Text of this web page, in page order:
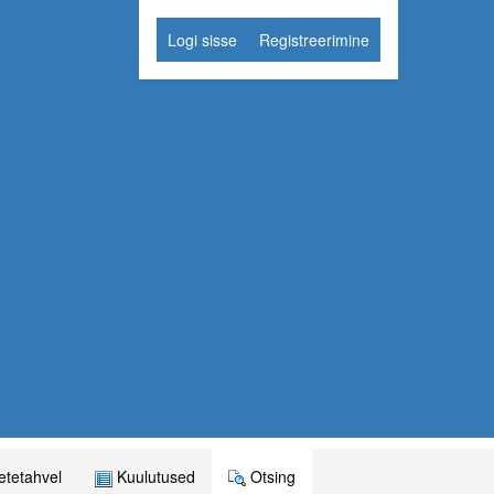
Logi sisse Registreerimine
Kuulutused Otsing